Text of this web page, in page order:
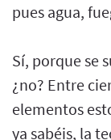
pues agua,
Sí, porque se
¿no? Entre
elementos
ya sabéis, la